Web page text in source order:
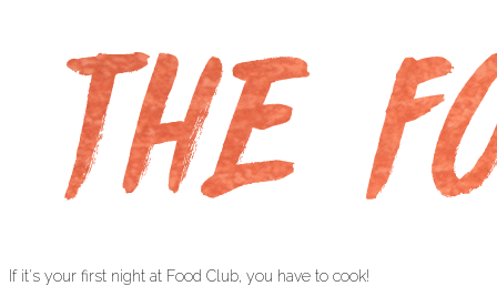
If it's your first night at Food Club, you have to cook!